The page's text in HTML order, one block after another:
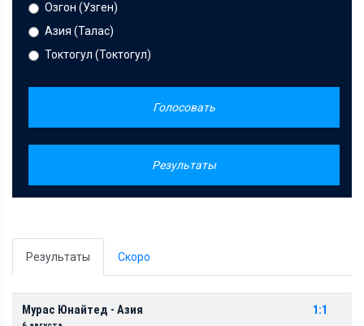
Озгон (Узген)
Азия (Талас)
Токтогул (Токтогул)
Голосовать
Результаты
Результаты Скоро
Мурас Юнайтед - Азия 1:1